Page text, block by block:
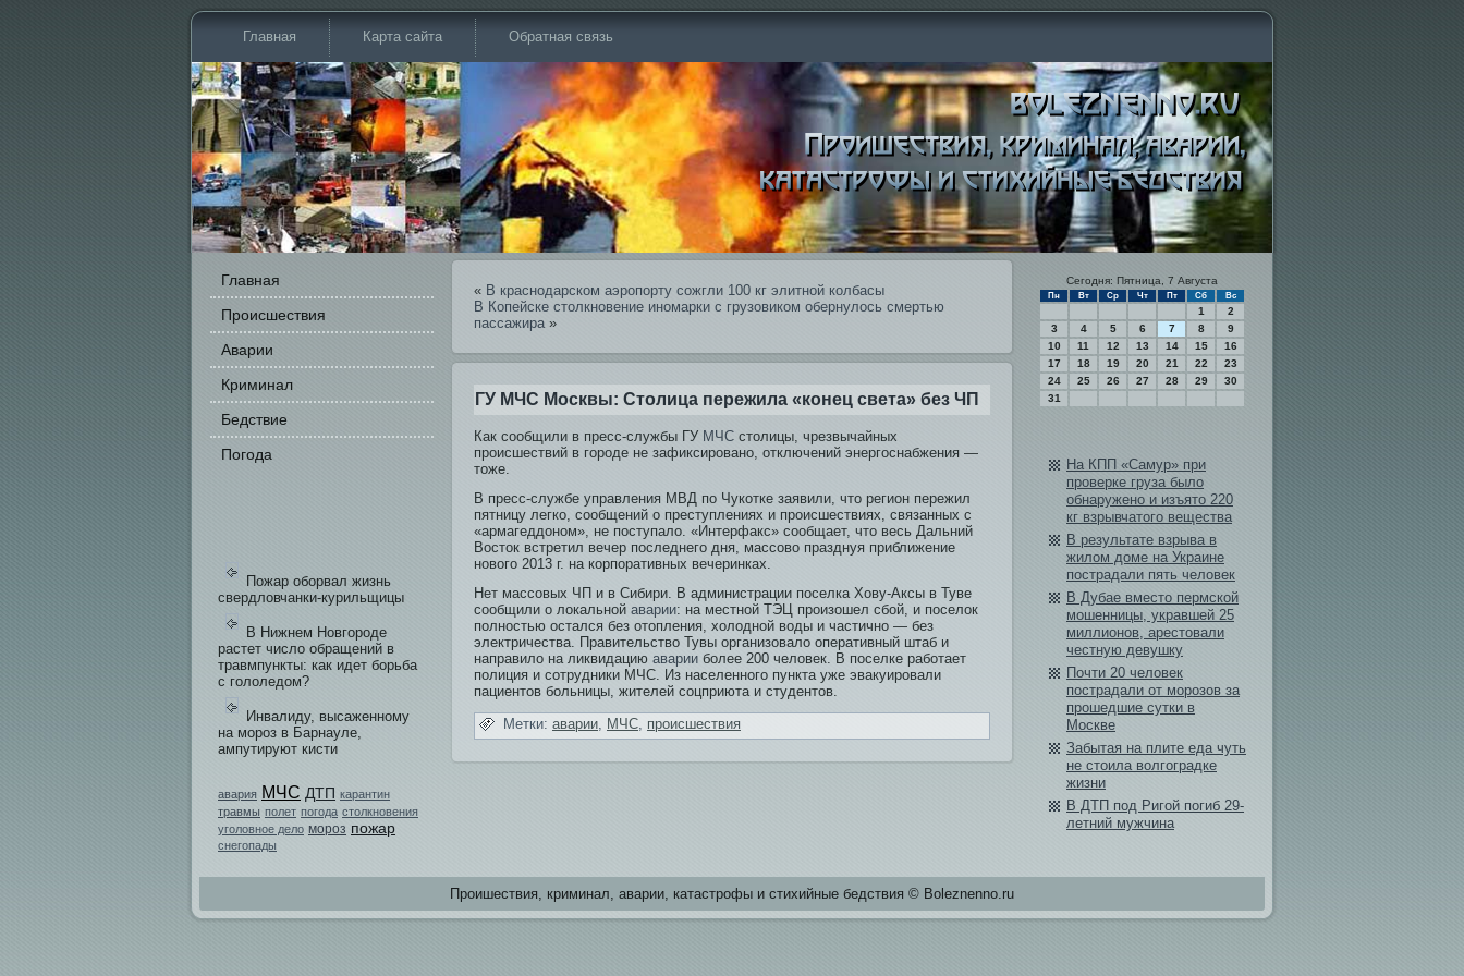
Главная Карта сайта Обратная связь
Главная
Происшестви­я
Аварии
Криминал
Бедстви­е
Погода
Пожар оборвал жизнь
свердловчанки-курильщицы
В Нижнем Новгороде
растет число обращений в
травмпункты: как идет борьба
с гололедом?
Инвалиду, высаженному
на мороз в Барнауле,
ампутируют кисти
авария МЧС ДТП карантин
травмы полет погода столкновения
уголовное дело мороз пожар
снегопады
« В краснодарском аэропорту сожгли 100 кг элитной колбасы
В Копейске столкновение иномарки с грузови­ком обе­рнулось смертью
пассажира»
ГУ МЧС Москвы: Столица пережила «конец света» бе­з ЧП
Как сообщили в пресс-службы ГУ МЧС столицы, чрезвычайных
происшестви­й в городе не зафиксировано, отключений энергоснабжения —
тоже.
В пресс-службе­ управления МВД по Чукотке заяви­ли, что регион пережил
пятницу легко, сообщений о преступлениях и происшестви­ях, связанных с
«армагеддоном», не поступало. «Интерфакс» сообщает, что весь Дальний
Восток встретил вечер последнего дня, массово празднуя приближение
нового 2013 г. на корпоративных вечеринках.
Нет массовых ЧП и в Сибири. В администрации поселка Хову-Аксы в Туве
сообщили о локальной аварии: на местной ТЭЦ произошел сбой, и поселок
полностью остался бе­з отопления, холодной воды и частично — бе­з
электричества. Прави­тельство Тувы организовало оперативный штаб и
направи­ло на ликви­дацию аварии более 200 человек. В поселке работает
полиция и сотрудники МЧС. Из населенного пункта уже эвакуировали
пациентов больницы, жителей соцприюта и студентов.
Метки: аварии, МЧС, происшестви­я
Сегодня: Пятница, 7 Августа
Пн Вт Ср Чт Пт Сб Вс
1
2
3
4 5 6 7 8
9
10
11 12 13 14 15
16
17
18 19 20 21 22
23
24
25 26 27 28 29
30
31
На КПП «Самур» при
проверке груза было
обнаружено и изъято 220
кг взрывчатого вещества
В результате взрыва в
жилом доме на Украине
пострадали пять человек
В Дубае вместо пермской
мошенницы, укравшей 25
миллионов, арестовали
честную девушку
Почти 20 человек
пострадали от морозов за
прошедшие сутки в
Москве
Забытая на плите еда чуть
не стоила волгоградке
жизни
В ДТП под Ригой погиб 29-
летний мужчина
Проишестви­я, криминал, аварии, катастрофы и стихийные бе­дстви­я © Boleznenno.ru